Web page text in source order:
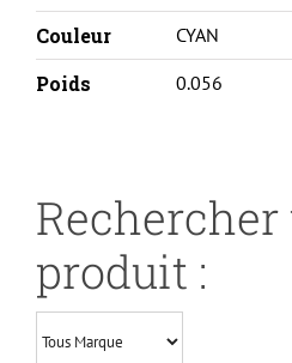
Couleur
CYAN
Poids 0.056
produit :